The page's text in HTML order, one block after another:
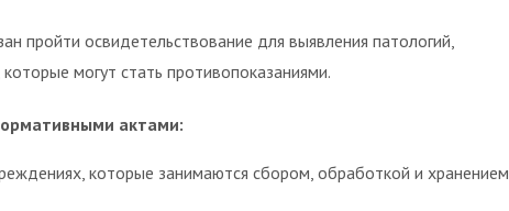
пройти освидетельствование для выявления патологий,
могут стать противопоказаниями.
актами:
которые занимаются сбором, обработкой и хранением